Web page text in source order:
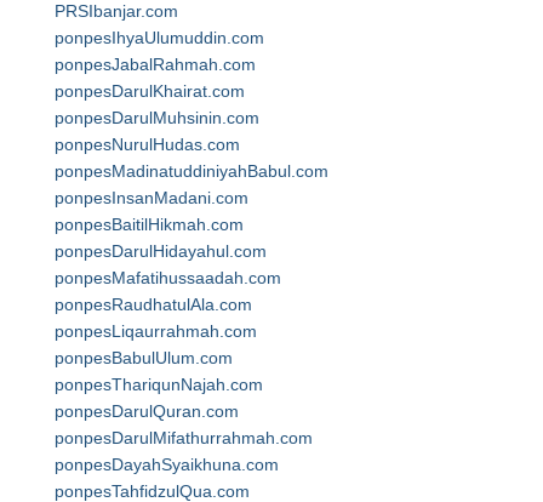
PRSIbanjar.com
ponpesIhyaUlumuddin.com
ponpesJabalRahmah.com
ponpesDarulKhairat.com
ponpesDarulMuhsinin.com
ponpesNurulHudas.com
ponpesMadinatuddiniyahBabul.com
ponpesInsanMadani.com
ponpesBaitilHikmah.com
ponpesDarulHidayahul.com
ponpesMafatihussaadah.com
ponpesRaudhatulAla.com
ponpesLiqaurrahmah.com
ponpesBabulUlum.com
ponpesThariqunNajah.com
ponpesDarulQuran.com
ponpesDarulMifathurrahmah.com
ponpesDayahSyaikhuna.com
ponpesTahfidzulQua.com